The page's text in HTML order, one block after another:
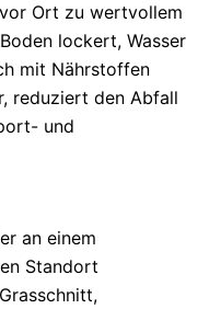
Ort zu wertvollem
lockert, Wasser
mit Nährstoffen
reduziert den Abfall
und
an einem
Standort